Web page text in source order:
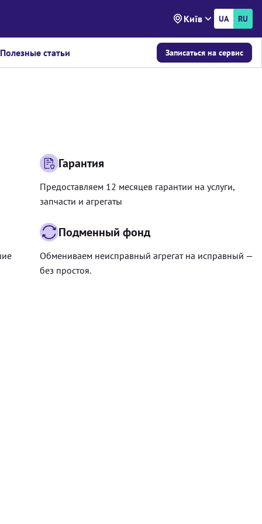
Київ UA RU
Полезные статьи Записаться на сервис
Гарантия
Предоставляем 12 месяцев гарантии на услуги,
запчасти и агрегаты
Подменный фонд
Обмениваем неисправный агрегат на исправный —
без простоя.